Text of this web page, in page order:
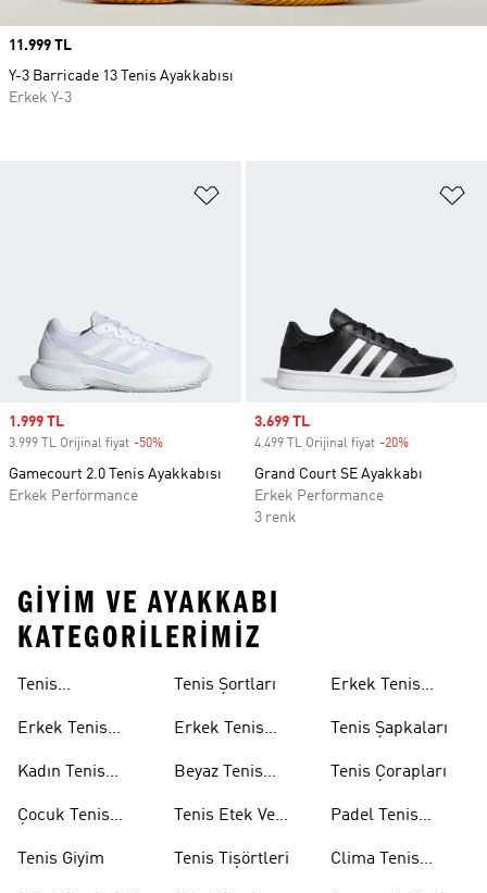
Sale price
1.999 TL
3.999 TL Orijinal fiyat -50%
Gamecourt 2.0 Tenis Ayakkabısı
Erkek Performance
Sale price
3.699 TL
4.499 TL Orijinal fiyat -20%
Grand Court SE Ayakkabı
Erkek Performance
3 renk
Price
11.999 TL
Y-3 Barricade 13 Tenis Ayakkabısı
Erkek Y-3
GIYIM VE AYAKKABI
KATEGORILERIMIZ
Tenis
Erkek Tenis
Kadın Tenis
Çocuk Tenis
Tenis Giyim
Tenis Şortları
Erkek Tenis
Beyaz Tenis
Tenis Etek Ve
Tenis Tişörtleri
Erkek Tenis
Tenis Şapkaları
Tenis Çorapları
Padel Tenis
Clima Tenis